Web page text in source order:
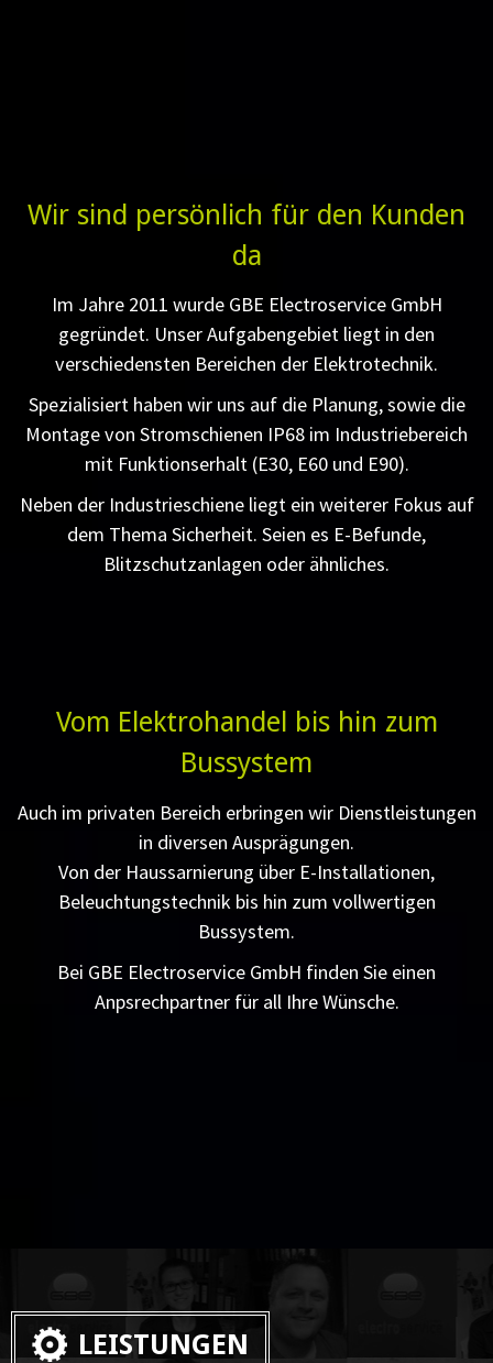
Wir sind persönlich für den Kunden
da
Im Jahre 2011 wurde GBE Electroservice GmbH
gegründet. Unser Aufgabengebiet liegt in den
verschiedensten Bereichen der Elektrotechnik.
Spezialisiert haben wir uns auf die Planung, sowie die
Montage von Stromschienen IP68 im Industriebereich
mit Funktionserhalt (E30, E60 und E90).
Neben der Industrieschiene liegt ein weiterer Fokus auf
dem Thema Sicherheit. Seien es E-Befunde,
Blitzschutzanlagen oder ähnliches.
Vom Elektrohandel bis hin zum
Bussystem
Auch im privaten Bereich erbringen wir Dienstleistungen
in diversen Ausprägungen.
Von der Haussarnierung über E-Installationen,
Beleuchtungstechnik bis hin zum vollwertigen
Bussystem.
Bei GBE Electroservice GmbH finden Sie einen
Anpsrechpartner für all Ihre Wünsche.
LEISTUNGEN